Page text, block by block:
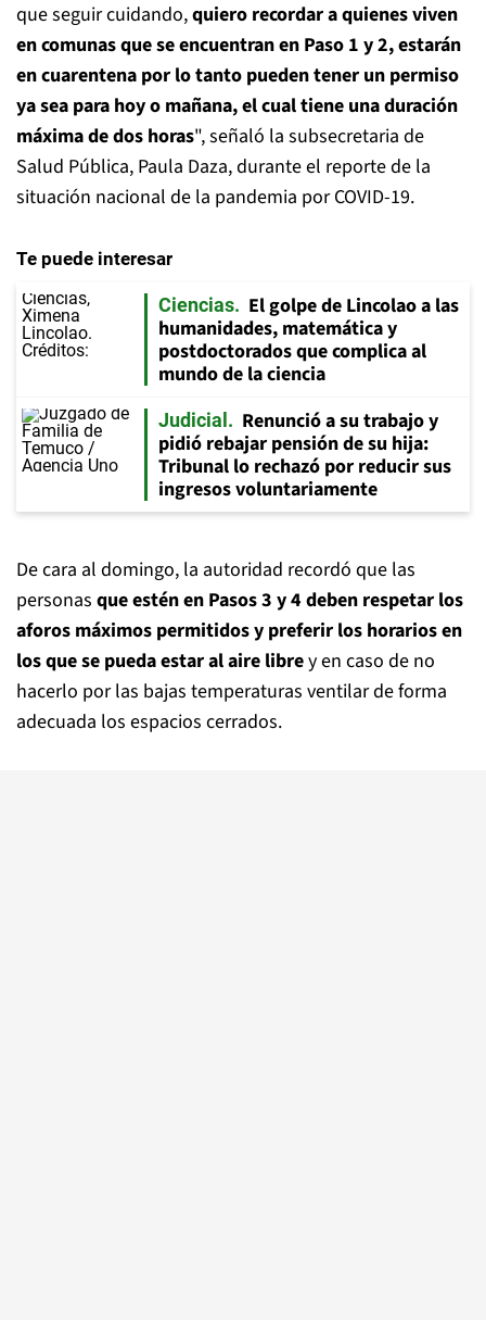
que seguir cuidando,quiero recordar a quienes viven
en comunas que se encuentran en Paso 1 y 2, estarán
en cuarentena por lo tanto pueden tener un permiso
ya sea para hoy o mañana, el cual tiene una duración
máxima de dos horas", señaló la subsecretaria de
Salud Pública, Paula Daza, durante el reporte de la
situación nacional de la pandemia por COVID-19.
Te puede interesar
Ciencias
El golpe de Lincolao a las
humanidades, matemática y
postdoctorados que complica al
mundo de la ciencia
Judicial
Renunció a su trabajo y
pidió rebajar pensión de su hija:
Tribunal lo rechazó por reducir sus
ingresos voluntariamente
De cara al domingo, la autoridad recordó que las
personas que estén en Pasos 3 y 4 deben respetar los
aforos máximos permitidos y preferir los horarios en
los que se pueda estar al aire librey en caso de no
hacerlo por las bajas temperaturas ventilar de forma
adecuada los espacios cerrados.